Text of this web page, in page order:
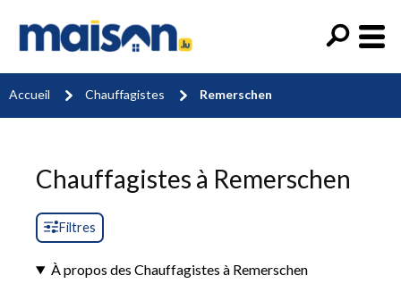
Accueil Chauffagistes Remerschen
Chauffagistes à Remerschen
Filtres
À propos des Chauffagistes à Remerschen